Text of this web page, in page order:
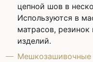
цепной шов в
Используются в
матрасов,
изделий.